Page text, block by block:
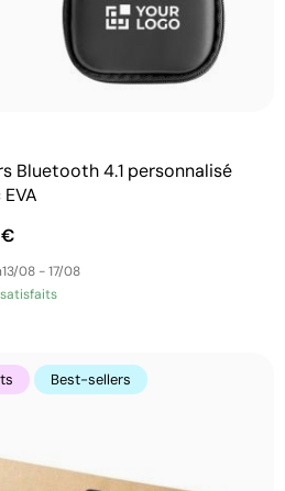
Bluetooth 4.1 personnalisé
13/08 - 17/08
Best-sellers